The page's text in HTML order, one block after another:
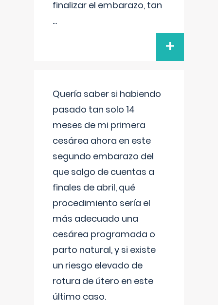
finalizar el embarazo, tan
...
+
Quería saber si habiendo
pasado tan solo 14
meses de mi primera
cesárea ahora en este
segundo embarazo del
que salgo de cuentas a
finales de abril, qué
procedimiento sería el
más adecuado una
cesárea programada o
parto natural, y si existe
un riesgo elevado de
rotura de útero en este
último caso.